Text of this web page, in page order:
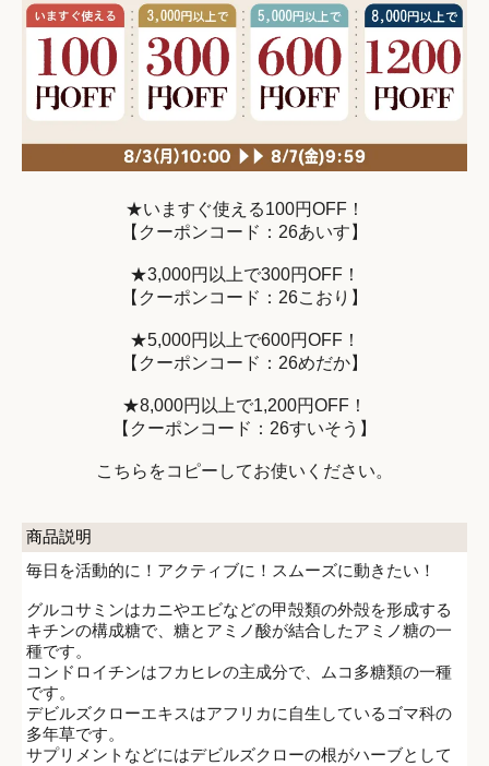
★いますぐ使える100円OFF！
【クーポンコード：26あいす】
★3,000円以上で300円OFF！
【クーポンコード：26こおり】
★5,000円以上で600円OFF！
【クーポンコード：26めだか】
★8,000円以上で1,200円OFF！
【クーポンコード：26すいそう】
こちらをコピーしてお使いください。
商品説明
毎日を活動的に！アクティブに！スムーズに動きたい！
グルコサミンはカニやエビなどの甲殻類の外殻を形成する
キチンの構成糖で、糖とアミノ酸が結合したアミノ糖の一
種です。
コンドロイチンはフカヒレの主成分で、ムコ多糖類の一種
です。
デビルズクローエキスはアフリカに自生しているゴマ科の
多年草です。
サプリメントなどにはデビルズクローの根がハーブとして